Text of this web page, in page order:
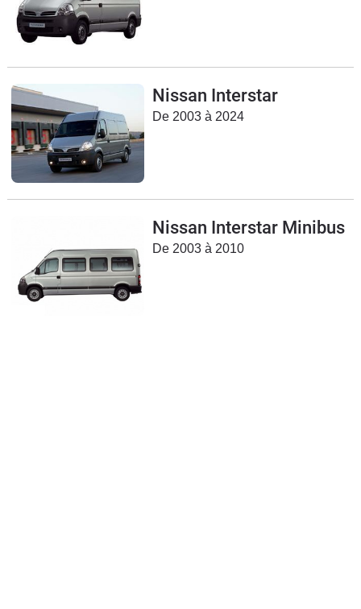
Marques
Nissan Interstar
De 2003 à 2024
Nissan Interstar Minibus
De 2003 à 2010